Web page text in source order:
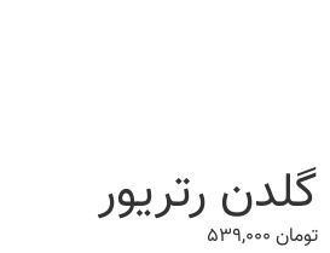
گلدن رتریور
تومان